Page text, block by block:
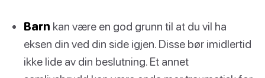
Barn kan være en god grunn til at du vil ha
eksen din ved din side igjen. Disse bør imidlertid
ikke lide av din beslutning. Et annet